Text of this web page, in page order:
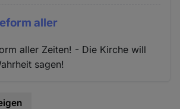
aller
aller Zeiten! - Die Kirche will
sagen!